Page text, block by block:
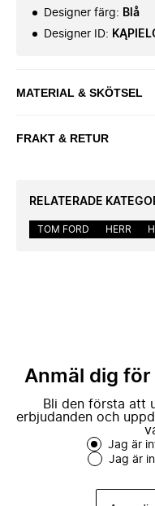
Designer färg: Blå
Designer ID:
MATERIAL & SKÖTSEL
FRAKT & RETUR
RELATERADE
TOM FORD HERR
Anmäl dig
Bli den första att
erbjudanden och
Jag är
Jag är